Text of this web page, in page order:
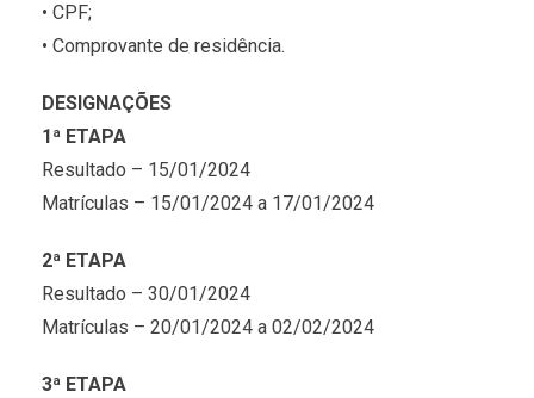
• CPF;
• Comprovante de residência.
DESIGNAÇÕES
1ª ETAPA
Resultado – 15/01/2024
Matrículas – 15/01/2024 a 17/01/2024
2ª ETAPA
Resultado – 30/01/2024
Matrículas – 20/01/2024 a 02/02/2024
3ª ETAPA